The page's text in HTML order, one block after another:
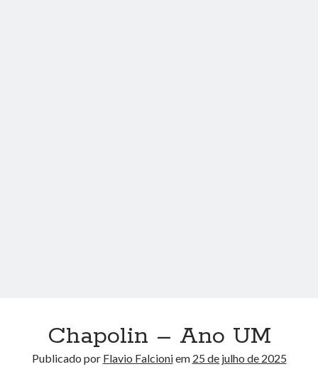
Chapolin – Ano UM
Publicado por Flavio Falcioniem 25 de julho de 2025